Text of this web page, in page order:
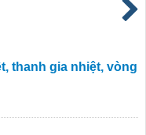
thanh gia nhiệt, vòng